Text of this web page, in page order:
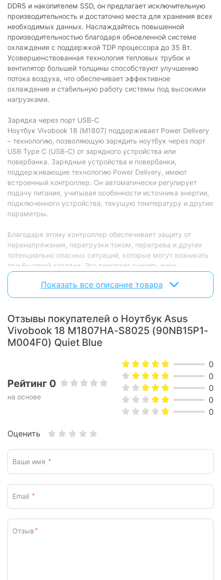
DDR5 и накопителем SSD, он предлагает исключительную
производительность и достаточно места для хранения всех
необходимых данных. Наслаждайтесь повышенной
производительностью благодаря обновленной системе
охлаждения с поддержкой TDP процессора до 35 Вт.
Усовершенствованная технология тепловых трубок и
вентилятор большей толщины способствуют улучшению
потока воздуха, что обеспечивает эффективное
охлаждение и стабильную работу системы под высокими
нагрузками.
Зарядка через порт USB-C
Ноутбук Vivobook 18 (M1807) поддерживает Power Delivery
– технологию, позволяющую зарядить ноутбук через порт
USB Type C (USB-C) от зарядного устройства или
повербанка. Зарядные устройства и повербанки,
поддерживающие технологию Power Delivery, имеют
встроенный контроллер. Он автоматически регулирует
подачу питания, учитывая особенности источника энергии,
подключенного устройства, текущую температуру и другие
параметры.
Благодаря этому контроллер обеспечивает защиту от
перенапряжения, перегрузки током, перегрева и других
потенциально опасных ситуаций, которые могут возникать
при быстрой зарядке. Это помогает снизить риск
повреждения зарядного устройства и подключенных
гаджетов, обеспечивая их безопасную и эффективную
работу.
Показать все описание товара
Отзывы покупателей о Ноутбук Asus
Vivobook 18 M1807HA-S8025 (90NB15P1-
M004F0) Quiet Blue
Рейтинг 0
на основе
0
0
0
0
0
Оценить
Ваше имя *
Email *
Отзыв *